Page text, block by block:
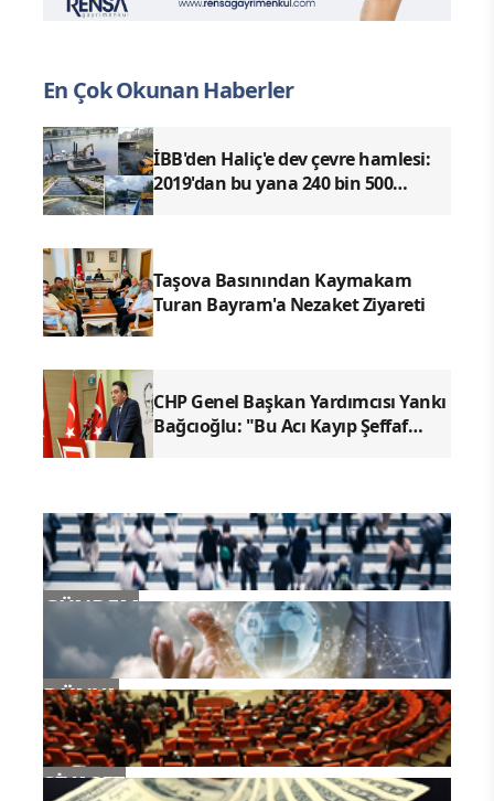
En Çok Okunan Haberler
İBB'den Haliç'e dev çevre hamlesi:
2019'dan bu yana 240 bin 500
Taşova Basınından Kaymakam
Turan Bayram'a Nezaket Ziyareti
CHP Genel Başkan Yardımcısı Yankı
Bağcıoğlu: "Bu Acı Kayıp Şeffaf
GÜNDEM
DÜNYA
SİYASET